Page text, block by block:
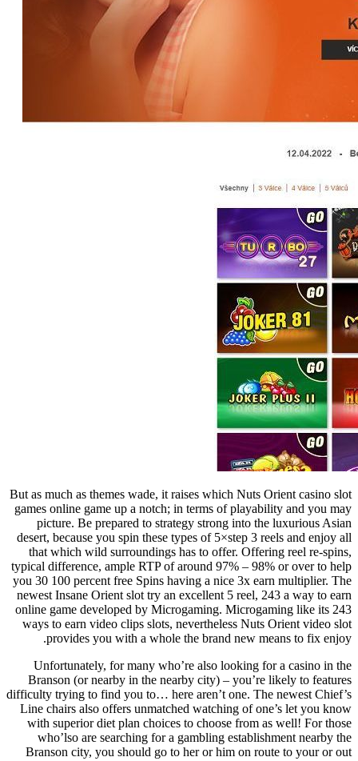
But as much as themes wade, it raises which Nuts Orient casino slot
games online game up a notch; in terms of playability and you may
picture. Be prepared to strategy strong into the luxurious Asian
desert, because you spin these types of 5×step 3 reels and enjoy all
that which wild surroundings has to offer. Offering reel re-spins,
typical difference, ample RTP of around 97% – 98% or over to help
you 30 100 percent free Spins having a nice 3x earn multiplier. The
newest Insane Orient slot try an excellent 5 reel, 243 a way to earn
online game developed by Microgaming. Microgaming like its 243
ways to earn video clips slots, nevertheless Nuts Orient video slot
provides you with a whole the brand new means to fix enjoy.
Unfortunately, for many who’re also looking for a casino in the
Branson (or nearby in the nearby city) – you’re likely to features
difficulty trying to find you to… here aren’t one. The newest Chief’s
Line chairs also offers unmatched watching of one’s let you know
with superior diet plan choices to choose from as well! For those
who’lso are searching for a gambling establishment nearby the
Branson city, you should go to her or him on route to your or out